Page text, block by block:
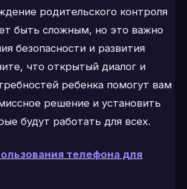
родительского контроля
быть сложным, но это важно
безопасности и развития
что открытый диалог и
ребенка помогут вам
решение и установить
будут работать для всех.
телефона для